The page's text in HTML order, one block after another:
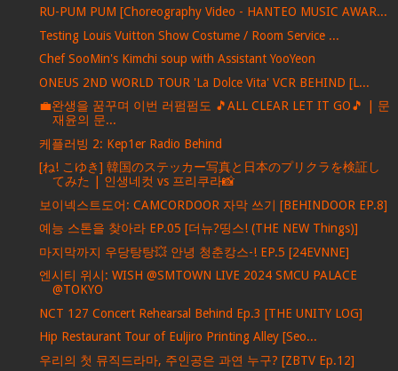
RU-PUM PUM [Choreography Video - HANTEO MUSIC AWAR...
Testing Louis Vuitton Show Costume / Room Service ...
Chef SooMin's Kimchi soup with Assistant YooYeon
ONEUS 2ND WORLD TOUR 'La Dolce Vita' VCR BEHIND [L...
💼완생을 꿈꾸며 이번 러펌펌도 🎵ALL CLEAR LET IT GO🎵 | 문
재윤의 문...
케플러빙 2: Kep1er Radio Behind
[ね! こゆき] 韓国のステッカー写真と日本のプリクラを検証し
てみた | 인생네컷 vs 프리쿠라📸
보이넥스트도어: CAMCORDOOR 자막 쓰기 [BEHINDOOR EP.8]
예능 스톤을 찾아라 EP.05 [더뉴?띵스! (THE NEW Things)]
마지막까지 우당탕탕💥 안녕 청춘캉스-! EP.5 [24EVNNE]
엔시티 위시: WISH @SMTOWN LIVE 2024 SMCU PALACE
@TOKYO
NCT 127 Concert Rehearsal Behind Ep.3 [THE UNITY LOG]
Hip Restaurant Tour of Euljiro Printing Alley [Seo...
우리의 첫 뮤직드라마, 주인공은 과연 누구? [ZBTV Ep.12]